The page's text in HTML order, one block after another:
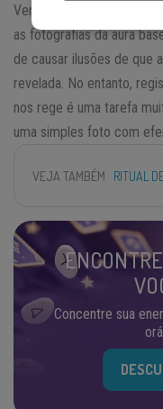
Vendidas por muitos
as fotografias da aura
de causar ilusões de que a
revelada. No entanto,
nos rege é uma tarefa
uma simples foto com
VEJA TAMBÉM RITUAL
Concentre sua